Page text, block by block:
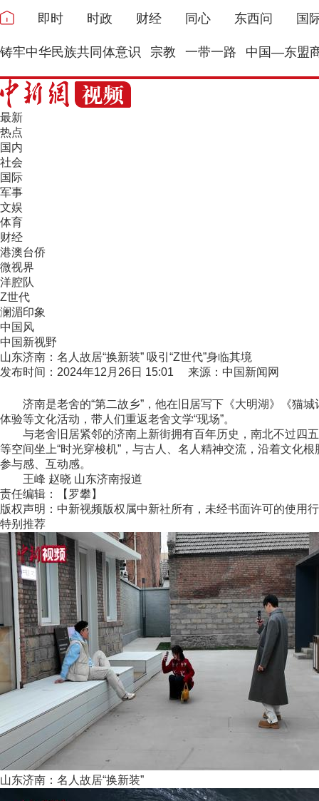
即时 时政 财经 同心 东西问 国
铸牢中华民族共同体意识 宗教 一带一路 中国—东盟
最新
热点
国内
社会
国际
军事
文娱
体育
财经
港澳台侨
微视界
洋腔队
Z世代
澜湄印象
中国风
中国新视野
山东济南：名人故居“换新装” 吸引“Z世代”身临其境
发布时间：2024年12月26日 15:01 来源：中国新闻网
济南是老舍的“第二故乡”，他在旧居写下《大明湖》《猫城
体验等文化活动，带人们重返老舍文学“现场”。
与老舍旧居紧邻的济南上新街拥有百年历史，南北不过四五
等空间坐上“时光穿梭机”，与古人、名人精神交流，沿着文化
参与感、互动感。
王峰 赵晓 山东济南报道
责任编辑：【罗攀】
版权声明：中新视频版权属中新社所有，未经书面许可的使用
特别推荐
山东济南：名人故居“换新装”